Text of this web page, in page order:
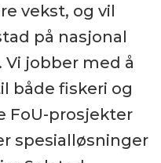
vekst, og vil
på nasjonal
jobber med å
både fiskeri og
FoU-prosjekter
spesialløsninger